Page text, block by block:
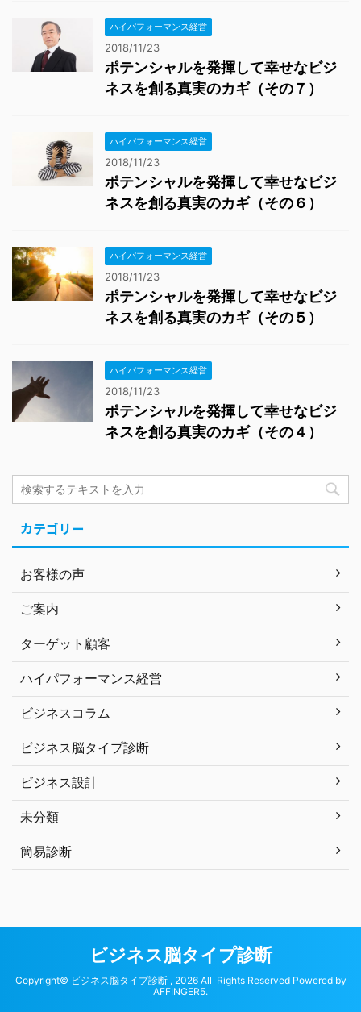
ハイパフォーマンス経営
2018/11/23
ポテンシャルを発揮して幸せなビジ
ネスを創る真実のカギ（その７）
ハイパフォーマンス経営
2018/11/23
ポテンシャルを発揮して幸せなビジ
ネスを創る真実のカギ（その６）
ハイパフォーマンス経営
2018/11/23
ポテンシャルを発揮して幸せなビジ
ネスを創る真実のカギ（その５）
ハイパフォーマンス経営
2018/11/23
ポテンシャルを発揮して幸せなビジ
ネスを創る真実のカギ（その４）
カテゴリー
お客様の声
ご案内
ターゲット顧客
ハイパフォーマンス経営
ビジネスコラム
ビジネス脳タイプ診断
ビジネス設計
未分類
簡易診断
ビジネス脳タイプ診断
Copyright© ビジネス脳タイプ診断 , 2026 All Rights Reserved Powered by
AFFINGER5.